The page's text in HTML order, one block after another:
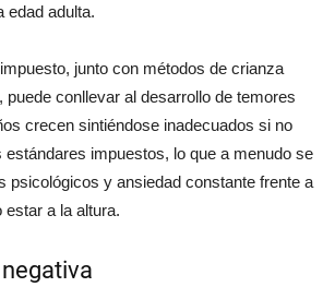
edad adulta.
junto con métodos de crianza
puede conllevar al desarrollo de temores
crecen sintiéndose inadecuados si no
estándares impuestos, lo que a menudo se
psicológicos y ansiedad constante frente a
estar a la altura.